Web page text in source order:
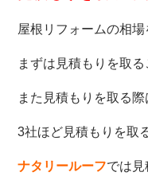
屋根リフォームの相
まずは見積もりを取
また見積もりを取る際
3社ほど見積もりを取
ナタリールーフでは